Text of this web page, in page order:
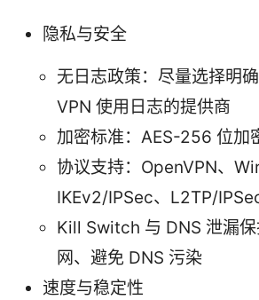
隐私与安全
无日志政策：尽量选择明
VPN 使用日志的提供商
加密标准：AES-256 位加
协议支持：OpenVPN、
IKEv2/IPSec、L2TP/
Kill Switch 与 DNS 泄漏
网、避免 DNS 污染
速度与稳定性